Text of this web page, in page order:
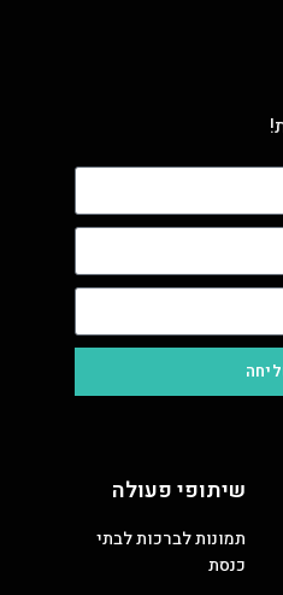
שיתופי פעולה
תמונות לברכות לבתי
כנסת